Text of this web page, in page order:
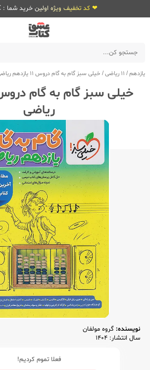
❤ کد تخفیف ویژه اولین خرید شما : KLC ❤
یازدهم/ 11 ریاضی / خیلی سبز گام به گام دروس 11 یازدهم ریاضی
ریاضی
نویسنده: گروه مولفان
سال انتشار: 1404
فعلا تموم کردیم!